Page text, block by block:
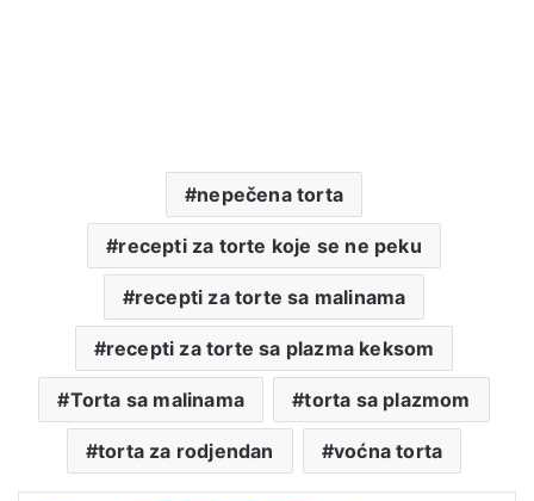
nepečena torta
recepti za torte koje se ne peku
recepti za torte sa malinama
recepti za torte sa plazma keksom
Torta sa malinama torta sa plazmom
torta za rodjendan voćna torta